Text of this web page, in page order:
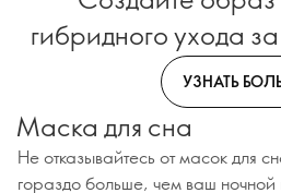
гибридного ухода
УЗНАТЬ
Маска для сна
Не отказывайтесь от масок для
гораздо больше, чем ваш ночной